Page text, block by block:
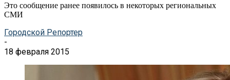
Это сообщение ранее появилось в некоторых региональных
СМИ
Городской Репортер
-
18 февраля 2015